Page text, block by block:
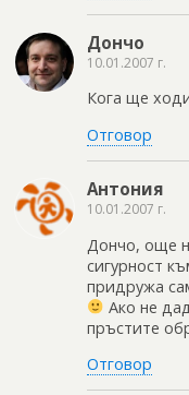
Дончо
10.01.2007 г.
Кога ще
Отговор
Антония
10.01.2007 г.
Дончо, още
сигурност
придружа
Ако не
пръстите
Отговор